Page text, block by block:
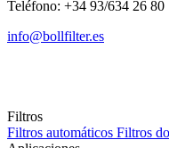
Teléfono: +34 93/634 26 80
info@bollfilter.es
Filtros
Filtros automáticos Filtros